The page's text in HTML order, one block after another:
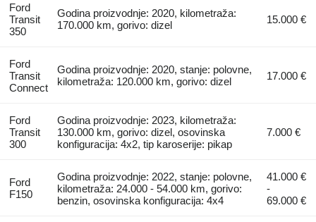
Ford
Transit
350
Godina proizvodnje: 2020, kilometraža:
170.000 km, gorivo: dizel
15.000 €
Ford
Transit
Connect
Godina proizvodnje: 2020, stanje: polovne,
kilometraža: 120.000 km, gorivo: dizel
17.000 €
Ford
Transit
300
Godina proizvodnje: 2023, kilometraža:
130.000 km, gorivo: dizel, osovinska
konfiguracija: 4x2, tip karoserije: pikap
7.000 €
Ford
F150
Godina proizvodnje: 2022, stanje: polovne,
kilometraža: 24.000 - 54.000 km, gorivo:
benzin, osovinska konfiguracija: 4x4
41.000 €
-
69.000 €